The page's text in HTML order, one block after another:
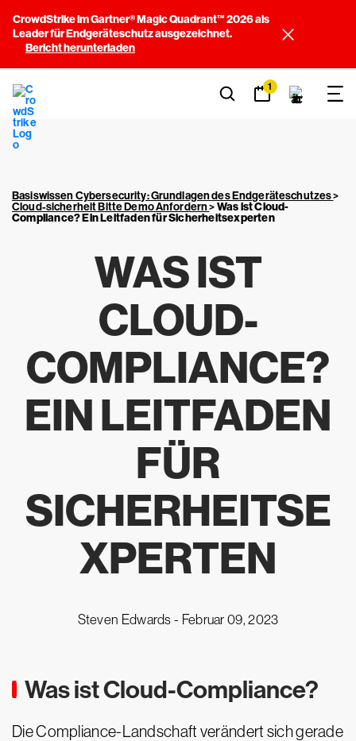
CrowdStrike im Gartner® Magic Quadrant™ 2026 als
Leader für Endgeräteschutz ausgezeichnet.
Bericht herunterladen
1
Basiswissen Cybersecurity: Grundlagen des Endgeräteschutzes>
Cloud-sicherheit Bitte Demo Anfordern>Was istCloud-
Compliance? Ein Leitfaden für Sicherheitsexperten
WAS IST
CLOUD-
COMPLIANCE?
EIN LEITFADEN
FÜR
SICHERHEITSE
XPERTEN
Steven Edwards - Februar 09, 2023
Was ist Cloud-Compliance?
Die Compliance-Landschaft verändert sich gerade